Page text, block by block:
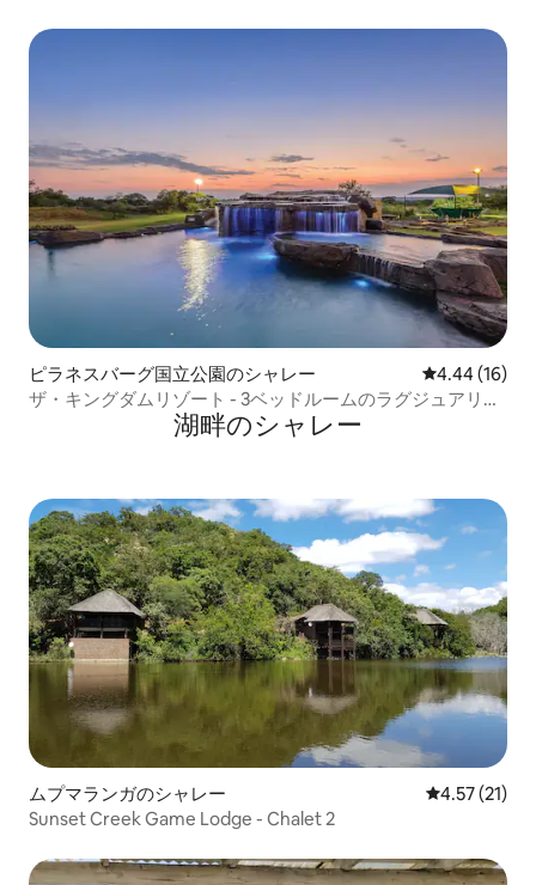
ピラネスバーグ国立公園のシャレー レビュー16
4.44 (16)
ザ・キングダムリゾート - 3ベッドルームのラグジュアリー
湖畔のシャレー
ムプマランガのシャレー レビュー21
4.57 (21)
Sunset Creek Game Lodge - Chalet 2